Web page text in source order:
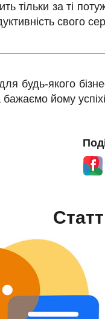
тільки за ті
свого
будь-якого
йому